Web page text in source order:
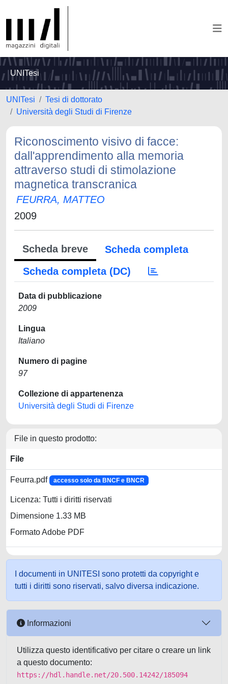
UNITesi
UNITesi
Tesi di dottorato
Università degli Studi di Firenze
Riconoscimento visivo di facce:
dall'apprendimento alla memoria
attraverso studi di stimolazione
magnetica transcranica
FEURRA, MATTEO
2009
Scheda breve
Scheda completa
Scheda completa (DC)
Data di pubblicazione
2009
Lingua
Italiano
Numero di pagine
97
Collezione di appartenenza
Università degli Studi di Firenze
File in questo prodotto:
File
Feurra.pdf accesso solo da BNCF e BNCR
Licenza: Tutti i diritti riservati
Dimensione 1.33 MB
Formato Adobe PDF
I documenti in UNITESI sono protetti da copyright e
tutti i diritti sono riservati, salvo diversa indicazione.
Informazioni
Utilizza questo identificativo per citare o creare un link
a questo documento:
https://hdl.handle.net/20.500.14242/185094